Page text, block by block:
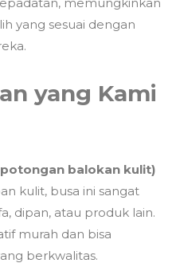
memungkinkan
yang sesuai dengan
yang Kami
potongan balokan kulit)
kulit, busa ini sangat
dipan, atau produk lain.
murah dan bisa
berkwalitas.